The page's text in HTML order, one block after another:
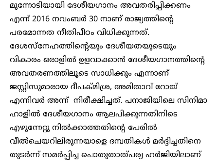
മുന്നോടിയായി ദേശീയഗാനം അവതരിപ്പിക്കണം
എന്ന് 2016 നവംബര്‍ 30 നാണ് രാജ്യത്തിന്റെ
പരമോന്നത നീതിപീഠം വിധിക്കുന്നത്.
ദേശസ്നേഹത്തിന്റെയും ദേശീയതയുടെയും
വികാരം ഒരാളില്‍ ഉളവാക്കാന്‍ ദേശീയഗാനത്തിന്റെ
അവതരണത്തിലൂടെ സാധിക്കും എന്നാണ്
ജസ്റ്റിസുമാരായ ദീപക്മിശ്ര, അമിതാവ് റോയ്
എന്നിവര്‍ അന്ന് നിരീക്ഷിച്ചത്. പനാജിയിലെ സിനിമാ
ഹാളിൽ ദേശീയഗാനം ആലപിക്കുന്നതിനിടെ
എഴുന്നേറ്റു നിൽക്കാത്തതിന്റെ പേരിൽ
വീൽചെയറിലിരുന്നയാളെ ദമ്പതികള്‍ മർദ്ദിച്ചതിനെ
തുടര്‍ന്ന് സമര്‍പ്പിച്ച പൊതുതാത്പര്യ ഹര്‍ജിയിലാണ്